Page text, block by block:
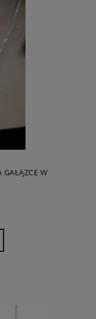
GAŁĄZCE W